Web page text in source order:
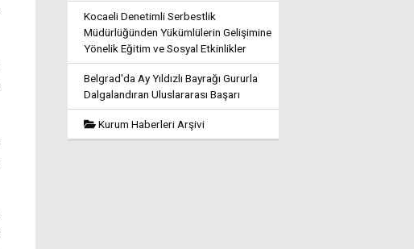
Kocaeli Denetimli Serbestlik
Müdürlüğünden Yükümlülerin Gelişimine
Yönelik Eğitim ve Sosyal Etkinlikler
Belgrad'da Ay Yıldızlı Bayrağı Gururla
Dalgalandıran Uluslararası Başarı
Kurum Haberleri Arşivi